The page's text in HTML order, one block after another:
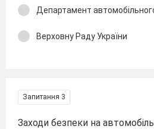
Департамент
Верховну Раду України
Запитання 3
Заходи безпеки на